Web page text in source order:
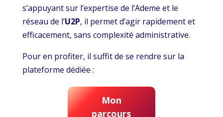
s’appuyant sur l’expertise de l’Ademe et le
réseau de l’U2P, il permet d’agir rapidement et
efficacement, sans complexité administrative.
Pour en profiter, il suffit de se rendre sur la
plateforme dédiée :
Mon
parcours